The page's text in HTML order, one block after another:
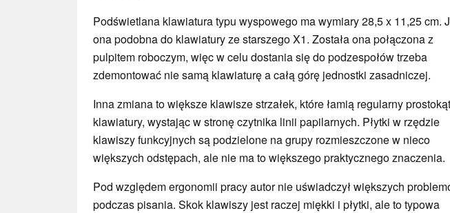
Podświetlana klawiatura typu wyspowego ma wymiary 28,5 x 11,25 cm.
ona podobna do klawiatury ze starszego X1. Została ona połączona z
pulpitem roboczym, więc w celu dostania się do podzespołów trzeba
zdemontować nie samą klawiaturę a całą górę jednostki zasadniczej.
Inna zmiana to większe klawisze strzałek, które łamią regularny prostokąt
klawiatury, wystając w stronę czytnika linii papilarnych. Płytki w rzędzie
klawiszy funkcyjnych są podzielone na grupy rozmieszczone w nieco
większych odstępach, ale nie ma to większego praktycznego znaczenia.
Pod względem ergonomii pracy autor nie uświadczył większych
podczas pisania. Skok klawiszy jest raczej miękki i płytki, ale to typowa